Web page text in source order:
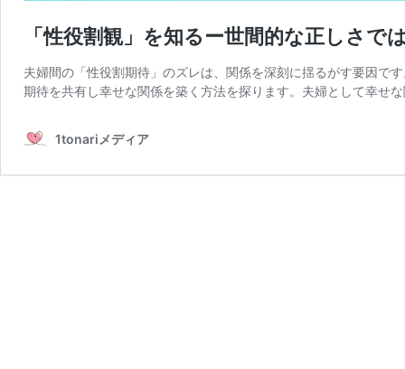
「性役割観」を知るー世間的な正しさで
夫婦間の「性役割期待」のズレは、関係を深刻に揺るがす要因で
期待を共有し幸せな関係を築く方法を探ります。夫婦として幸せ
1tonariメディア